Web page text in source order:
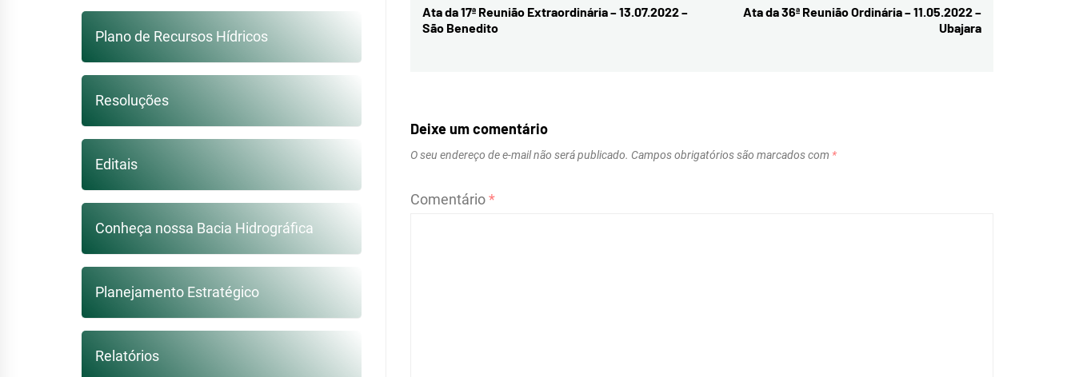
de
Previous
post:
Ata da 17ª Reunião Extraordinária – 13.07.2022 –
São Benedito
Next
post:
Ata da 36ª Reunião Ordinária – 11.05.2022 –
Ubajara
Deixe um comentário
O seu endereço de e-mail não será publicado. Campos obrigatórios são marcados com *
Comentário*
Plano de Recursos Hídricos
Resoluções
Editais
Conheça nossa Bacia Hidrográfica
Planejamento Estratégico
Relatórios